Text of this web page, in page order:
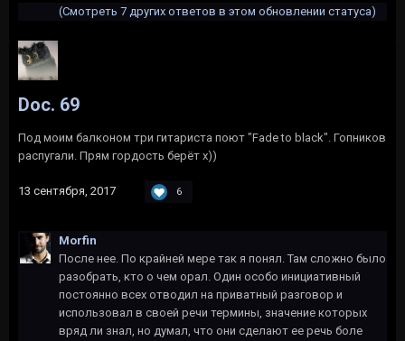
(Смотреть 7 других ответов в этом обновлении статуса)
Doc. 69
Под моим балконом три гитариста поют "Fade to black". Гопников
распугали. Прям гордость берёт х))
13 сентября, 2017 6
Morfin
После нее. По крайней мере так я понял. Там сложно было
разобрать, кто о чем орал. Один особо инициативный
постоянно всех отводил на приватный разговор и
использовал в своей речи термины, значение которых
вряд ли знал, но думал, что они сделают ее речь боле